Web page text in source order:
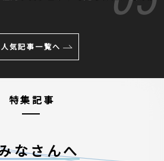
人気記事一覧へ
特集記事
なさんへ